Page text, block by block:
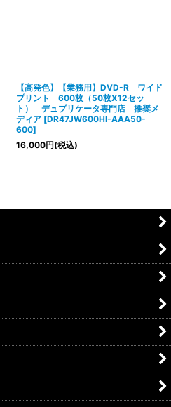
【高発色】【業務用】DVD-R ワイド
プリント 600枚（50枚X12セッ
ト） デュプリケータ専門店 推奨メ
ディア [DR47JW600HI-AAA50-
600]
16,000円(税込)